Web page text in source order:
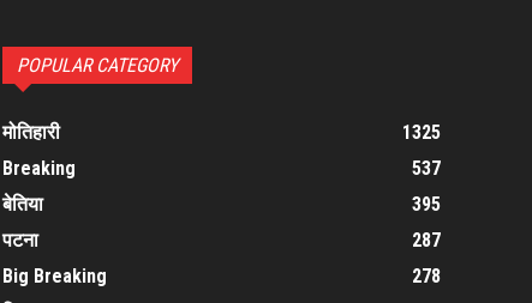
POPULAR CATEGORY
मोतिहारी
1325
Breaking
537
बेतिया
395
पटना
287
Big Breaking
278